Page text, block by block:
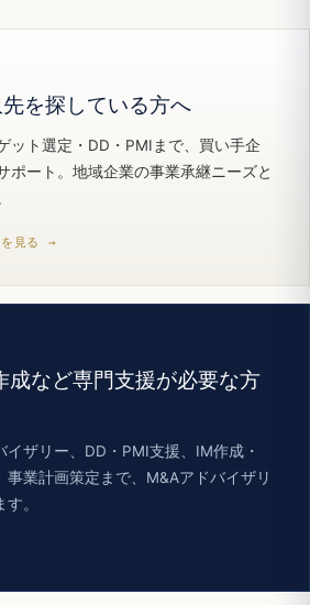
を探している方へ
ット選定・DD・PMIまで、買い手企
ポート。地域企業の事業承継ニーズと
を見る →
成など専門支援が必要な方
ザリー、DD・PMI支援、IM作成・
事業計画策定まで、M&Aアドバイザリ
。